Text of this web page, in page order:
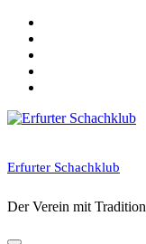
Skip
content
Erfurter Schachklub
Der Verein mit Tradition